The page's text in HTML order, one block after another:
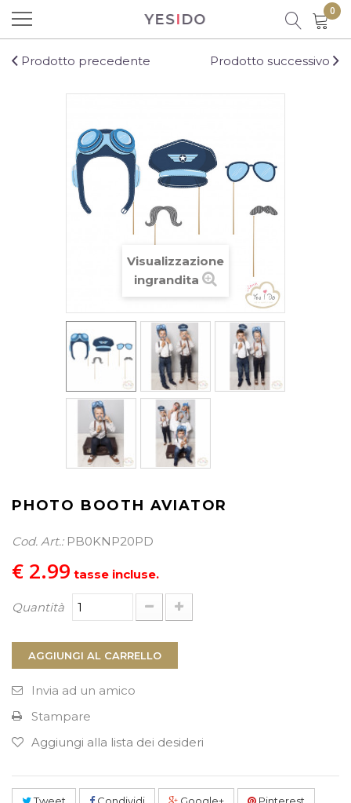
YESIDO 0
Prodotto precedente Prodotto successivo
Visualizzazione
ingrandita
PHOTO BOOTH AVIATOR
Cod. Art.: PB0KNP20PD
€ 2.99 tasse incluse.
Quantità
AGGIUNGI AL CARRELLO
Invia ad un amico
Stampare
Aggiungi alla lista dei desideri
Prodotto aggiunto al carrello con
successo!
Ci sono0 prodotti nel carrello.
C'è un prodotto nel carrello
CONTINUA LO SHOPPING
PROCEDI AL CHECKOUT